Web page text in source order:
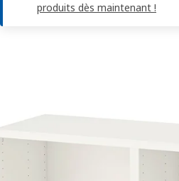
produits dès maintenant !